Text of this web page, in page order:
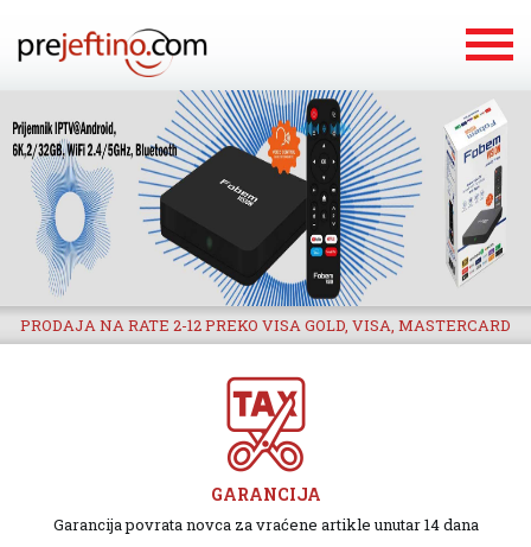
PRODAJA NA RATE 2-12 PREKO VISA GOLD, VISA, MASTERCARD
GARANCIJA
Garancija povrata novca za vraćene artikle unutar 14 dana